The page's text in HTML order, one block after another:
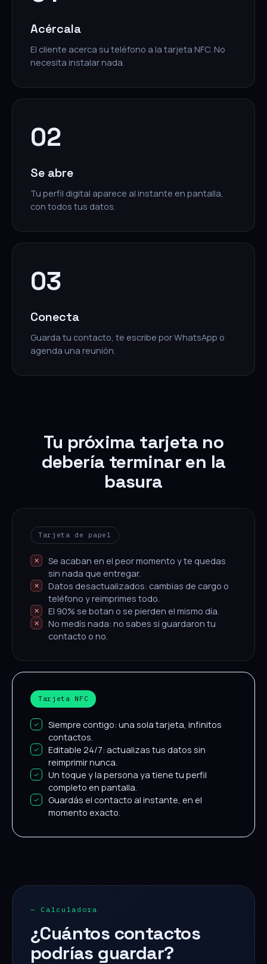
Acércala
El cliente acerca su teléfono a la tarjeta NFC. No
necesita instalar nada.
02
Se abre
Tu perfil digital aparece al instante en pantalla,
con todos tus datos.
03
Conecta
Guarda tu contacto, te escribe por WhatsApp o
agenda una reunión.
Tu próxima tarjeta no
debería terminar en la
basura
Tarjeta de papel
Se acaban en el peor momento y te quedas
sin nada que entregar.
Datos desactualizados: cambias de cargo o
teléfono y reimprimes todo.
El 90% se botan o se pierden el mismo día.
No medís nada: no sabes si guardaron tu
contacto o no.
Tarjeta NFC
Siempre contigo: una sola tarjeta, infinitos
contactos.
Editable 24/7: actualizas tus datos sin
reimprimir nunca.
Un toque y la persona ya tiene tu perfil
completo en pantalla.
Guardás el contacto al instante, en el
momento exacto.
— Calculadora
¿Cuántos contactos
podrías guardar?